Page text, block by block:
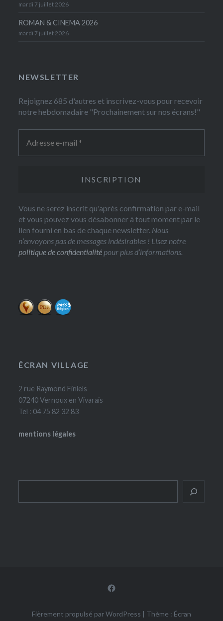
mardi 7 juillet 2026
ROMAN & CINEMA 2026
mardi 7 juillet 2026
NEWSLETTER
Rejoignez 685 d'autres et inscrivez-vous pour recevoir
notre hebdomadaire "Prochainement sur nos écrans!"
Vous ne serez inscrit qu'après confirmation par e-mail
et vous pouvez vous désabonner à tout moment par le
lien fourni en bas de chaque newsletter. Nous
n’envoyons pas de messages indésirables ! Lisez notre
politique de confidentialité pour plus d’informations.
ÉCRAN VILLAGE
2 rue Raymond Finiels
07240 Vernoux en Vivarais
Tel : 04 75 82 32 83
mentions légales
Facebook
Fièrement propulsé par WordPress | Thème : Écran